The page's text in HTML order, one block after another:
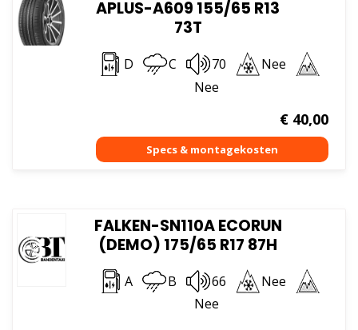
APLUS-A609 155/65 R13
73T
D C 70
Nee
Nee
€40,00
FALKEN-SN110A ECORUN
(DEMO) 175/65 R17 87H
A B 66
Nee
Nee